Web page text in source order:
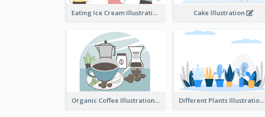
Eating Ice Cream Illustration Cake Illustration
Organic Coffee Illustration Different Plants Illustration